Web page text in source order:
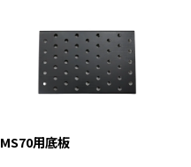
MS70用底板